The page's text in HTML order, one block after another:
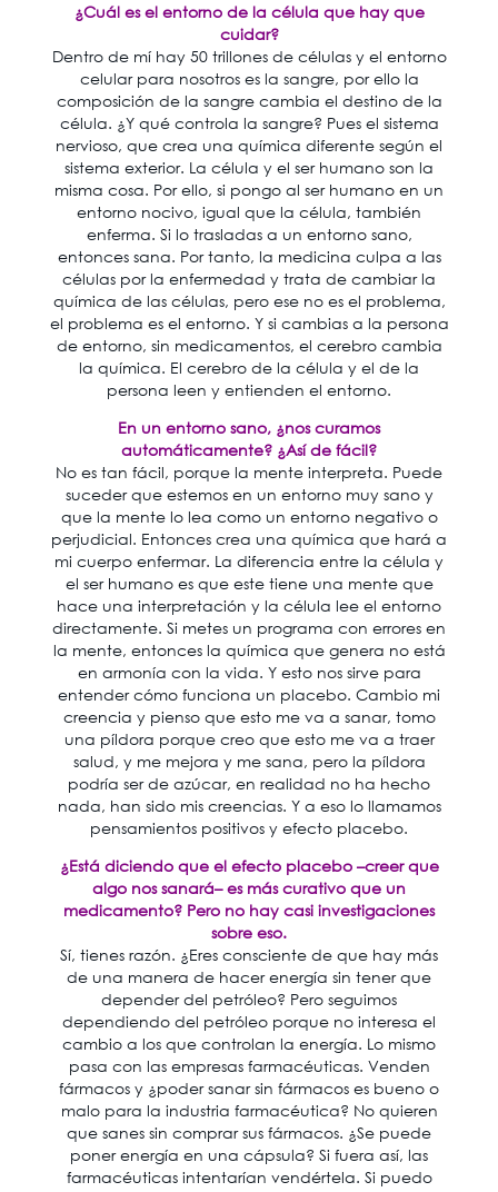
¿Cuál es el entorno de la célula que hay que
cuidar?
Dentro de mí hay 50 trillones de células y el entorno
celular para nosotros es la sangre, por ello la
composición de la sangre cambia el destino de la
célula. ¿Y qué controla la sangre? Pues el sistema
nervioso, que crea una química diferente según el
sistema exterior. La célula y el ser humano son la
misma cosa. Por ello, si pongo al ser humano en un
entorno nocivo, igual que la célula, también
enferma. Si lo trasladas a un entorno sano,
entonces sana. Por tanto, la medicina culpa a las
células por la enfermedad y trata de cambiar la
química de las células, pero ese no es el problema,
el problema es el entorno. Y si cambias a la persona
de entorno, sin medicamentos, el cerebro cambia
la química. El cerebro de la célula y el de la
persona leen y entienden el entorno.
En un entorno sano, ¿nos curamos
automáticamente? ¿Así de fácil?
No es tan fácil, porque la mente interpreta. Puede
suceder que estemos en un entorno muy sano y
que la mente lo lea como un entorno negativo o
perjudicial. Entonces crea una química que hará a
mi cuerpo enfermar. La diferencia entre la célula y
el ser humano es que este tiene una mente que
hace una interpretación y la célula lee el entorno
directamente. Si metes un programa con errores en
la mente, entonces la química que genera no está
en armonía con la vida. Y esto nos sirve para
entender cómo funciona un placebo. Cambio mi
creencia y pienso que esto me va a sanar, tomo
una píldora porque creo que esto me va a traer
salud, y me mejora y me sana, pero la píldora
podría ser de azúcar, en realidad no ha hecho
nada, han sido mis creencias. Y a eso lo llamamos
pensamientos positivos y efecto placebo.
¿Está diciendo que el efecto placebo –creer que
algo nos sanará– es más curativo que un
medicamento? Pero no hay casi investigaciones
sobre eso.
Sí, tienes razón. ¿Eres consciente de que hay más
de una manera de hacer energía sin tener que
depender del petróleo? Pero seguimos
dependiendo del petróleo porque no interesa el
cambio a los que controlan la energía. Lo mismo
pasa con las empresas farmacéuticas. Venden
fármacos y ¿poder sanar sin fármacos es bueno o
malo para la industria farmacéutica? No quieren
que sanes sin comprar sus fármacos. ¿Se puede
poner energía en una cápsula? Si fuera así, las
farmacéuticas intentarían vendértela. Si puedo